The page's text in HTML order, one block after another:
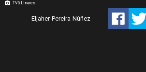
TV5 Linares
Eljaher Pereira Núñez